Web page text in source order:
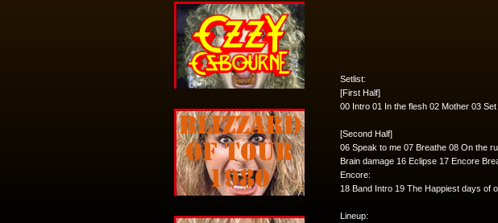
Setlist:
[First Half]
00 Intro 01 In the flesh 02 Mother 03
[Second Half]
06 Speak to me 07 Breathe 08 On the
Brain damage 16 Eclipse 17 Encore
Encore:
18 Band Intro 19 The Happiest days of
Lineup: